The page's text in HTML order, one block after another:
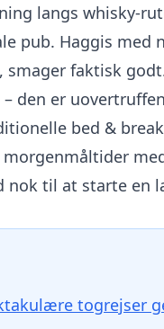
langs whisky-
pub. Haggis
faktisk
den er
bed &
nok til at starte en
togrejser